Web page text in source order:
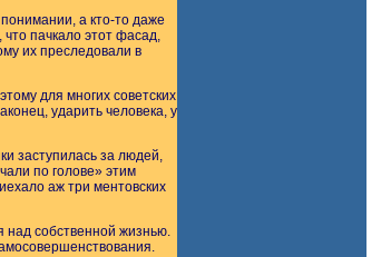
понимании, а кто-то даже
пачкало этот фасад,
их преследовали в
для многих советских
ударить человека, у
заступилась за людей,
по голове» этим
аж три ментовских
над собственной жизнью.